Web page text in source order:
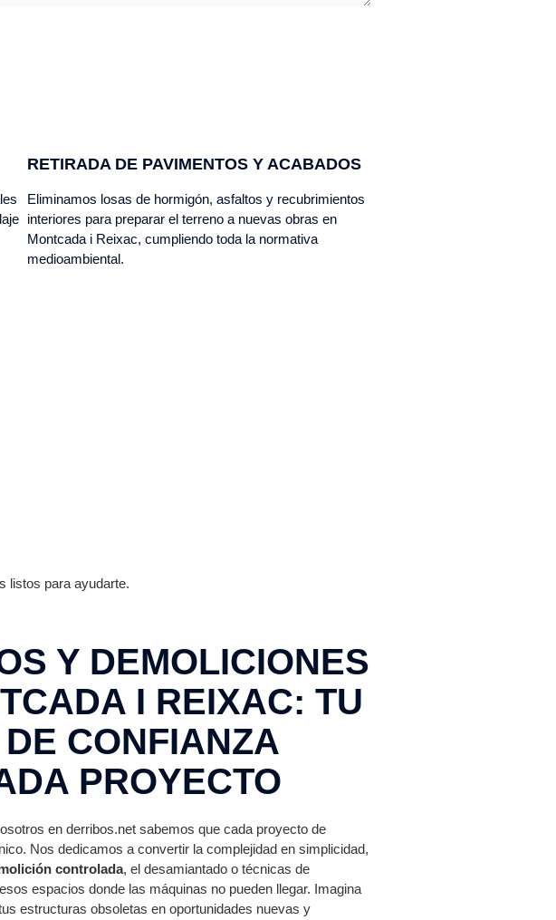
RETIRADA DE PAVIMENTOS Y ACABADOS
Eliminamos losas de hormigón, asfaltos y recubrimientos
interiores para preparar el terreno a nuevas obras en
Montcada i Reixac, cumpliendo toda la normativa
medioambiental.
listos para ayudarte.
Y DEMOLICIONES
I REIXAC: TU
CONFIANZA
PROYECTO
en derribos.net sabemos que cada proyecto de
Nos dedicamos a convertir la complejidad en simplicidad,
controlada, el desamiantado o técnicas de
espacios donde las máquinas no pueden llegar. Imagina
estructuras obsoletas en oportunidades nuevas y